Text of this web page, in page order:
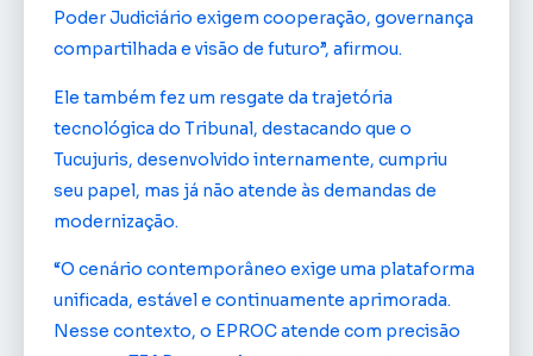
Poder Judiciário exigem cooperação, governança
compartilhada e visão de futuro”, afirmou.
Ele também fez um resgate da trajetória
tecnológica do Tribunal, destacando que o
Tucujuris, desenvolvido internamente, cumpriu
seu papel, mas já não atende às demandas de
modernização.
“O cenário contemporâneo exige uma plataforma
unificada, estável e continuamente aprimorada.
Nesse contexto, o EPROC atende com precisão